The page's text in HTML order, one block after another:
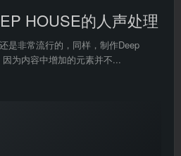
HOUSE的人声处理
是非常流行的，同样，制作Deep
为内容中增加的元素并不...